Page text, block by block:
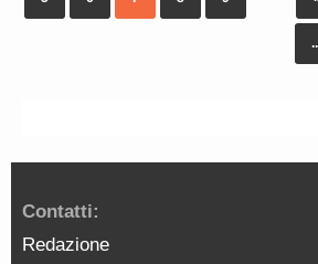
Contatti:
Redazione